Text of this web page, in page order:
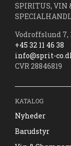
SPIRITUS, VIN
Vodroffslund 7,
+45 32 11 46 38
info@sprit-
CVR 28846819
KATALOG
Nyheder
Barudstyr